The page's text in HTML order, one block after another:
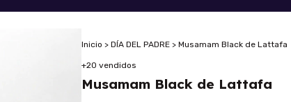
Inicio > DÍA DEL PADRE > Musamam Black de Lattafa
+20 vendidos
Musamam Black de Lattafa